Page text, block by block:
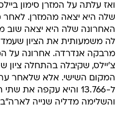
ואז עלתה על המזרן סימון
שלה היא יצאה מהמזרן. לאחר
האחרונה שלה היא יצאה שוב
מרבקה אנדרדה. אחרונה על
צ'יילס, שקיבלה בהתחלה ציון
המקום השישי. אלא שלאחר
ל-13.766 והיא עקפה את
והשלימה מדליה שנייה